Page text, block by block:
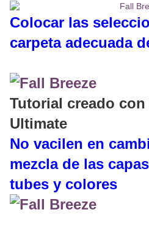
Colocar las
carpeta adecuada
Tutorial creado con
Ultimate
No vacilen en
mezcla de las
tubes y colores